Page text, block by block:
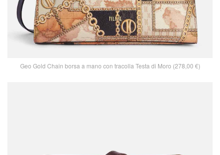
Geo Gold Chain borsa a mano con tracolla Testa di Moro (278,00 €)